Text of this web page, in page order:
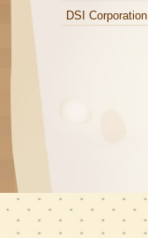
DSI Corporation